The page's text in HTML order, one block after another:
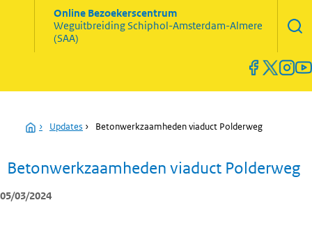
Online Bezoekerscentrum
WeguitbreidingSchiphol-Amsterdam-Almere
(SAA)
Home
› Updates › Betonwerkzaamheden viaduct Polderweg
Betonwerkzaamheden viaduct Polderweg
05/03/2024